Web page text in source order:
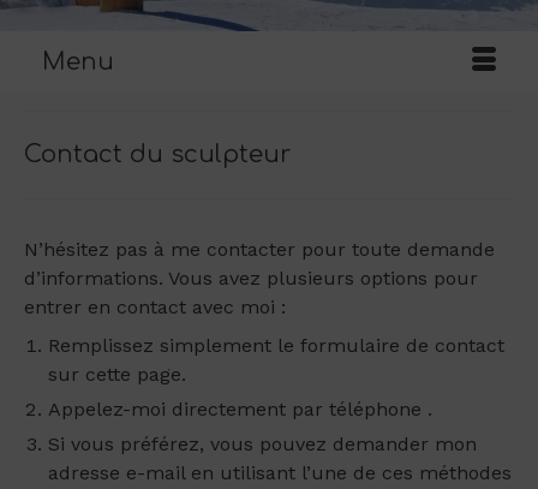
Menu
Contact du sculpteur
N’hésitez pas à me contacter pour toute demande
d’informations. Vous avez plusieurs options pour
entrer en contact avec moi :
Remplissez simplement le formulaire de contact
sur cette page.
Appelez-moi directement par téléphone .
Si vous préférez, vous pouvez demander mon
adresse e-mail en utilisant l’une de ces méthodes